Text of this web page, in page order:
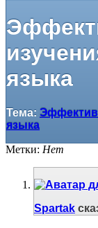
языка
Тема:
языка
Метки: Нет
Spartak